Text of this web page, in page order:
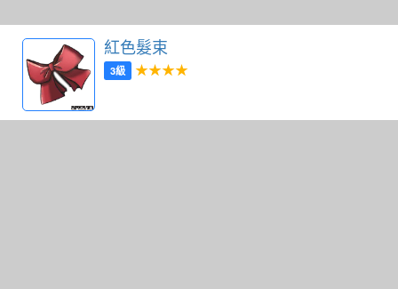
紅色髮束
3級 ★★★★